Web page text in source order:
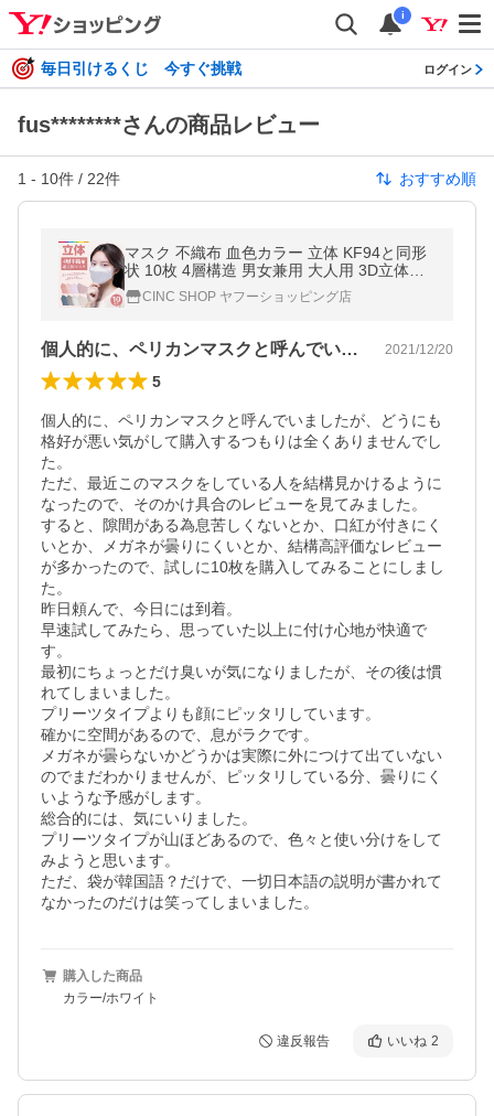
i
毎日引けるくじ 今すぐ挑戦 ログイン
fus********さんの商品レビュー
1 - 10件 / 22件 おすすめ順
マスク 不織布 血色カラー 立体 KF94と同形
状 10枚 4層構造 男女兼用 大人用 3D立体加
工 高密度フィルター韓国マスク 防塵 ほこり
黄砂 花粉対策 ウイルス
CINC SHOP ヤフーショッピング店
個人的に、ペリカンマスクと呼んでいまし… 2021/12/20
5
個人的に、ペリカンマスクと呼んでいましたが、どうにも
格好が悪い気がして購入するつもりは全くありませんでし
た。
ただ、最近このマスクをしている人を結構見かけるように
なったので、そのかけ具合のレビューを見てみました。
すると、隙間がある為息苦しくないとか、口紅が付きにく
いとか、メガネが曇りにくいとか、結構高評価なレビュー
が多かったので、試しに10枚を購入してみることにしまし
た。
昨日頼んで、今日には到着。
早速試してみたら、思っていた以上に付け心地が快適で
す。
最初にちょっとだけ臭いが気になりましたが、その後は慣
れてしまいました。
プリーツタイプよりも顔にピッタリしています。
確かに空間があるので、息がラクです。
メガネが曇らないかどうかは実際に外につけて出ていない
のでまだわかりませんが、ピッタリしている分、曇りにく
いような予感がします。
総合的には、気にいりました。
プリーツタイプが山ほどあるので、色々と使い分けをして
みようと思います。
ただ、袋が韓国語？だけで、一切日本語の説明が書かれて
なかったのだけは笑ってしまいました。
購入した商品
カラー/ホワイト
違反報告 いいね 2